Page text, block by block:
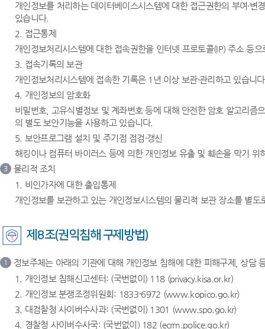
개인정보를 처리하는 데이터베이스시스템에 대한 접근권한의 부여·
있습니다.
2. 접근통제
개인정보처리시스템에 대한 접속권한을 인터넷 프로토콜(IP) 주소 등
3. 접속기록의 보관
개인정보처리시스템에 접속한 기록은 1년 이상 보관·관리하고 있습
4. 개인정보의 암호화
비밀번호, 고유식별정보 및 계좌번호 등에 대해 안전한 암호 알고리
의 별도 보안기능을 사용하고 있습니다.
5. 보안프로그램 설치 및 주기점 점검·갱신
해킹이나 컴퓨터 바이러스 등에 의한 개인정보 유출 및 훼손을 막기
3
물리적 조치
1. 비인가자에 대한 출입통제
개인정보를 보관하고 있는 개인정보시스템의 물리적 보관 장소를 별
제8조(권익침해 구제방법)
1
정보주체는 아래의 기관에 대해 개인정보 침해에 대한 피해구제, 상담
1. 개인정보 침해신고센터: (국번없이) 118 (privacy.kisa.or.kr)
2. 개인정보 분쟁조정위원회: 1833-6972 (www.kopico.go.kr)
3. 대검찰청 사이버수사과: (국번없이) 1301 (www.spo.go.kr)
4. 경찰청 사이버수사국: (국번없이) 182 (ecrm.police.go.kr)